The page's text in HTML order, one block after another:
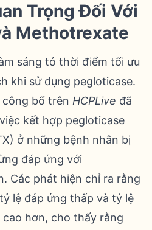
Trọng Đối Với
Methotrexate
sáng tỏ thời điểm tối ưu
khi sử dụng pegloticase.
bố trên HCPLive đã
kết hợp pegloticase
ở những bệnh nhân bị
đáp ứng với
Các phát hiện chỉ ra rằng
lệ đáp ứng thấp và tỷ lệ
hơn, cho thấy rằng